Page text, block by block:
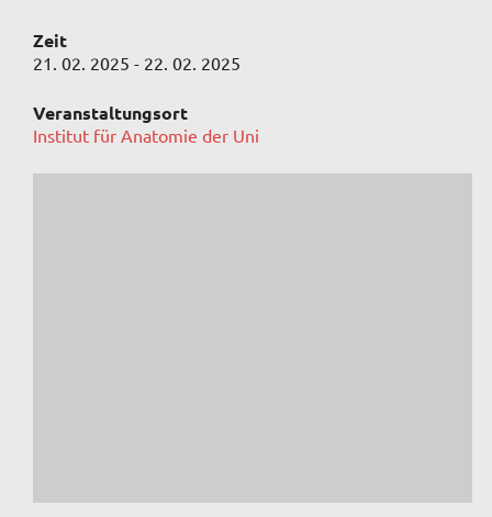
Zeit
21. 02. 2025 - 22. 02. 2025
Veranstaltungsort
Institut für Anatomie der Uni